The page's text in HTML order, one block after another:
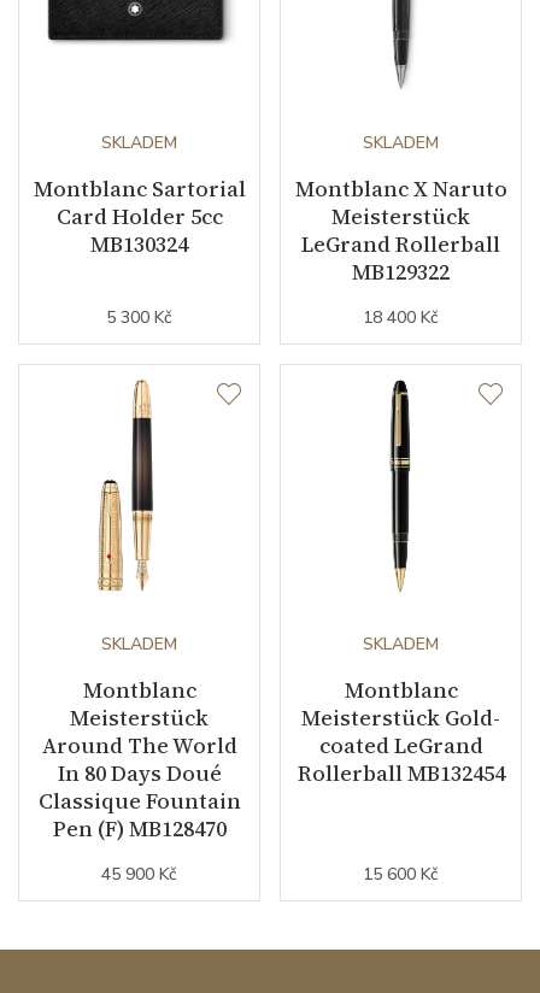
SKLADEM
Montblanc Sartorial
Card Holder 5cc
MB130324
5 300 Kč
SKLADEM
Montblanc X Naruto
Meisterstück
LeGrand Rollerball
MB129322
18 400 Kč
SKLADEM
Montblanc
Meisterstück
Around The World
In 80 Days Doué
Classique Fountain
Pen (F) MB128470
45 900 Kč
SKLADEM
Montblanc
Meisterstück Gold-
coated LeGrand
Rollerball MB132454
15 600 Kč